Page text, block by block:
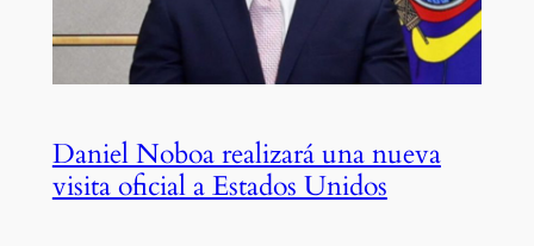
Daniel Noboa realizará una nueva
visita oficial a Estados Unidos